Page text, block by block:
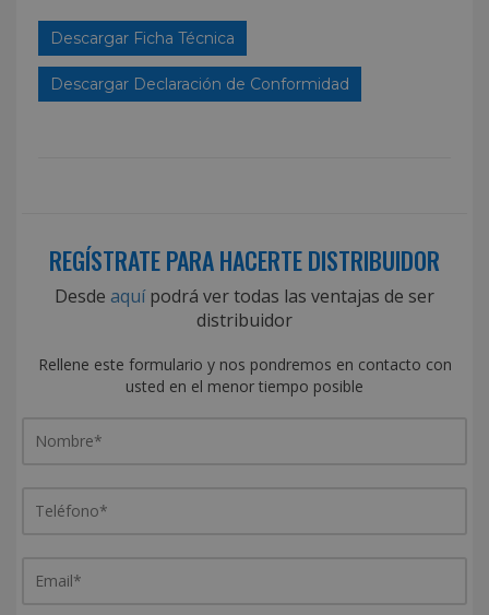
Descargar Ficha Técnica
Descargar Declaración de Conformidad
REGÍSTRATE PARA HACERTE DISTRIBUIDOR
Desde aquípodrá ver todas las ventajas de ser
distribuidor
Rellene este formulario y nos pondremos en contacto con
usted en el menor tiempo posible